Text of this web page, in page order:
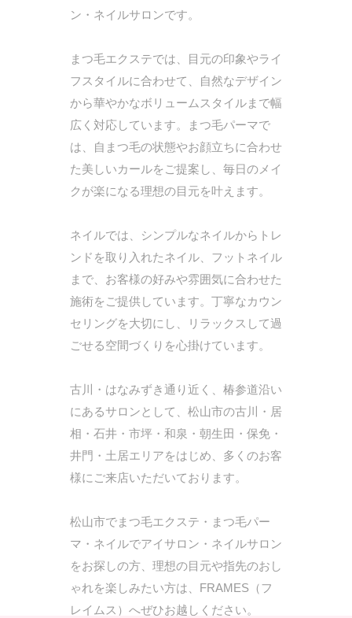
ン・ネイルサロンです。
まつ毛エクステでは、目元の印象やライ
フスタイルに合わせて、自然なデザイン
から華やかなボリュームスタイルまで幅
広く対応しています。まつ毛パーマで
は、自まつ毛の状態やお顔立ちに合わせ
た美しいカールをご提案し、毎日のメイ
クが楽になる理想の目元を叶えます。
ネイルでは、シンプルなネイルからトレ
ンドを取り入れたネイル、フットネイル
まで、お客様の好みや雰囲気に合わせた
施術をご提供しています。丁寧なカウン
セリングを大切にし、リラックスして過
ごせる空間づくりを心掛けています。
古川・はなみずき通り近く、椿参道沿い
にあるサロンとして、松山市の古川・居
相・石井・市坪・和泉・朝生田・保免・
井門・土居エリアをはじめ、多くのお客
様にご来店いただいております。
松山市でまつ毛エクステ・まつ毛パー
マ・ネイルでアイサロン・ネイルサロン
をお探しの方、理想の目元や指先のおし
ゃれを楽しみたい方は、FRAMES（フ
レイムス）へぜひお越しください。